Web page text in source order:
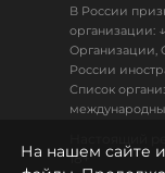
В России
организации: ↓
Организации,
России
Список
18+
На нашем сайте